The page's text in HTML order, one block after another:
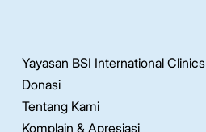
Yayasan BSI International Clinics
Donasi
Tentang Kami
Komplain & Apresiasi